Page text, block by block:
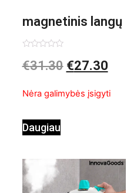
magnetinis langų
valiklis Klinmag
0
iš
€31.30 €27.30
Nėra galimybės įsigyti
Daugiau